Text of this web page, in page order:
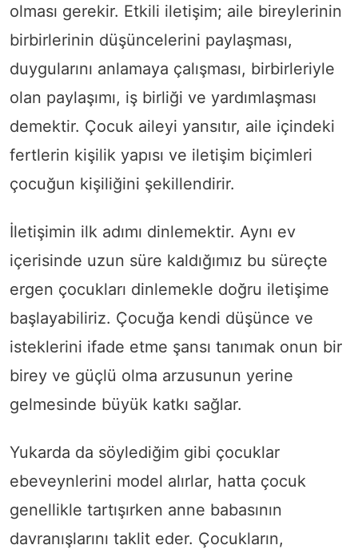
olması gerekir. Etkili iletişim; aile bireylerinin
birbirlerinin düşüncelerini paylaşması,
duygularını anlamaya çalışması, birbirleriyle
olan paylaşımı, iş birliği ve yardımlaşması
demektir. Çocuk aileyi yansıtır, aile içindeki
fertlerin kişilik yapısı ve iletişim biçimleri
çocuğun kişiliğini şekillendirir.
İletişimin ilk adımı dinlemektir. Aynı ev
içerisinde uzun süre kaldığımız bu süreçte
ergen çocukları dinlemekle doğru iletişime
başlayabiliriz. Çocuğa kendi düşünce ve
isteklerini ifade etme şansı tanımak onun bir
birey ve güçlü olma arzusunun yerine
gelmesinde büyük katkı sağlar.
Yukarda da söylediğim gibi çocuklar
ebeveynlerini model alırlar, hatta çocuk
genellikle tartışırken anne babasının
davranışlarını taklit eder. Çocukların,